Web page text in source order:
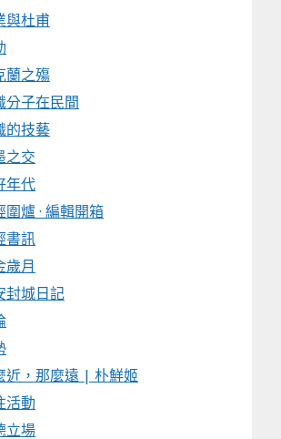
與杜甫
蘭之殤
分子在民間
的技藝
之交
年代
圍爐 · 編輯開箱
書訊
歲月
封城日記
近，那麼遠 | 朴鮮姬
活動
立場